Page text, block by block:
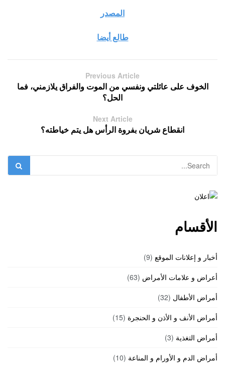
المصدر
طالع أيضا
Previous Article
الخوف على عائلتي ونفسي من الموت والفراق يلازمني، فما
الحل؟
Next Article
انقطاع شريان بفروة الرأس هل يتم خياطته؟
الأقسام
أخبار و إعلانات الموقع (9)
أعراض و علامات الأمراض (63)
أمراض الأطفال (32)
أمراض الأنف و الأذن و الحنجرة (15)
أمراض التغذية (3)
أمراض الدم و الأورام و المناعة (10)